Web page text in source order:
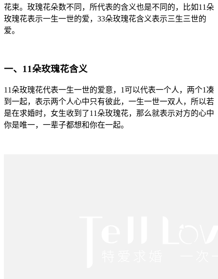
花束。玫瑰花朵数不同，所代表的含义也是不同的，比如11朵
玫瑰花表示一生一世的爱，33朵玫瑰花含义表示三生三世的
爱。
一、11朵玫瑰花含义
11朵玫瑰花代表一生一世的爱意，1可以代表一个人，两个1凑
到一起，表示两个人心中只有彼此，一生一世一双人，所以若
是在求婚时，女生收到了11朵玫瑰花，那么就表示对方的心中
你是唯一，一辈子都想和你在一起。